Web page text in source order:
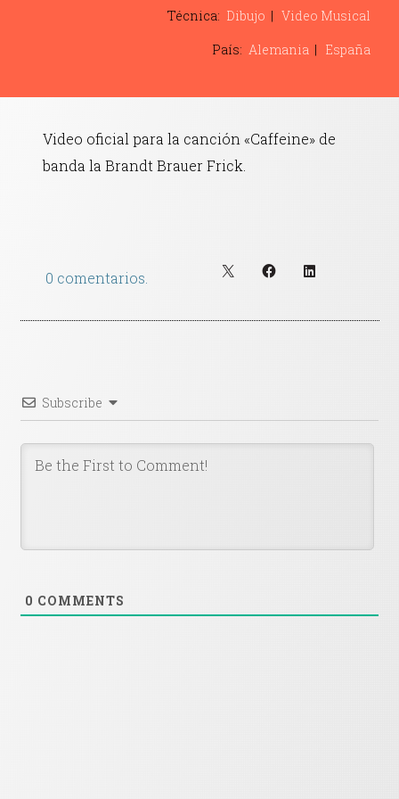
Técnica: Dibujo
Video Musical
País: Alemania España
Video oficial para la canción «Caffeine» de
banda la Brandt Brauer Frick.
0 comentarios.
Subscribe
0 COMMENTS